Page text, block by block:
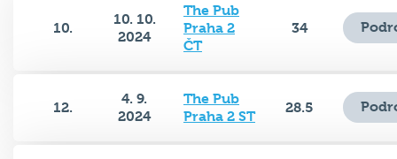
10.
10. 10.
2024
The Pub
Praha 2
ČT
34
12.
4. 9.
2024
The Pub
Praha 2 ST
28.5